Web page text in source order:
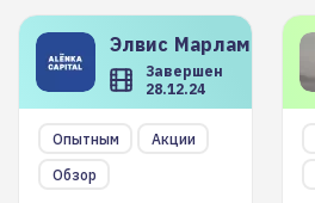
Элвис Марламов
Завершен
28.12.24
Опытным
Акции
Обзор